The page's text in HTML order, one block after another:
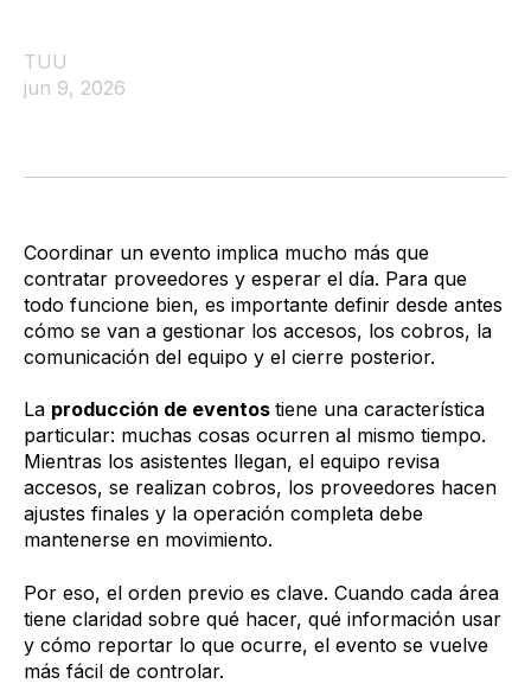
TUU
jun 9, 2026
Coordinar un evento implica mucho más que
contratar proveedores y esperar el día. Para que
todo funcione bien, es importante definir desde antes
cómo se van a gestionar los accesos, los cobros, la
comunicación del equipo y el cierre posterior.
La producción de eventos tiene una característica
particular: muchas cosas ocurren al mismo tiempo.
Mientras los asistentes llegan, el equipo revisa
accesos, se realizan cobros, los proveedores hacen
ajustes finales y la operación completa debe
mantenerse en movimiento.
Por eso, el orden previo es clave. Cuando cada área
tiene claridad sobre qué hacer, qué información usar
y cómo reportar lo que ocurre, el evento se vuelve
más fácil de controlar.